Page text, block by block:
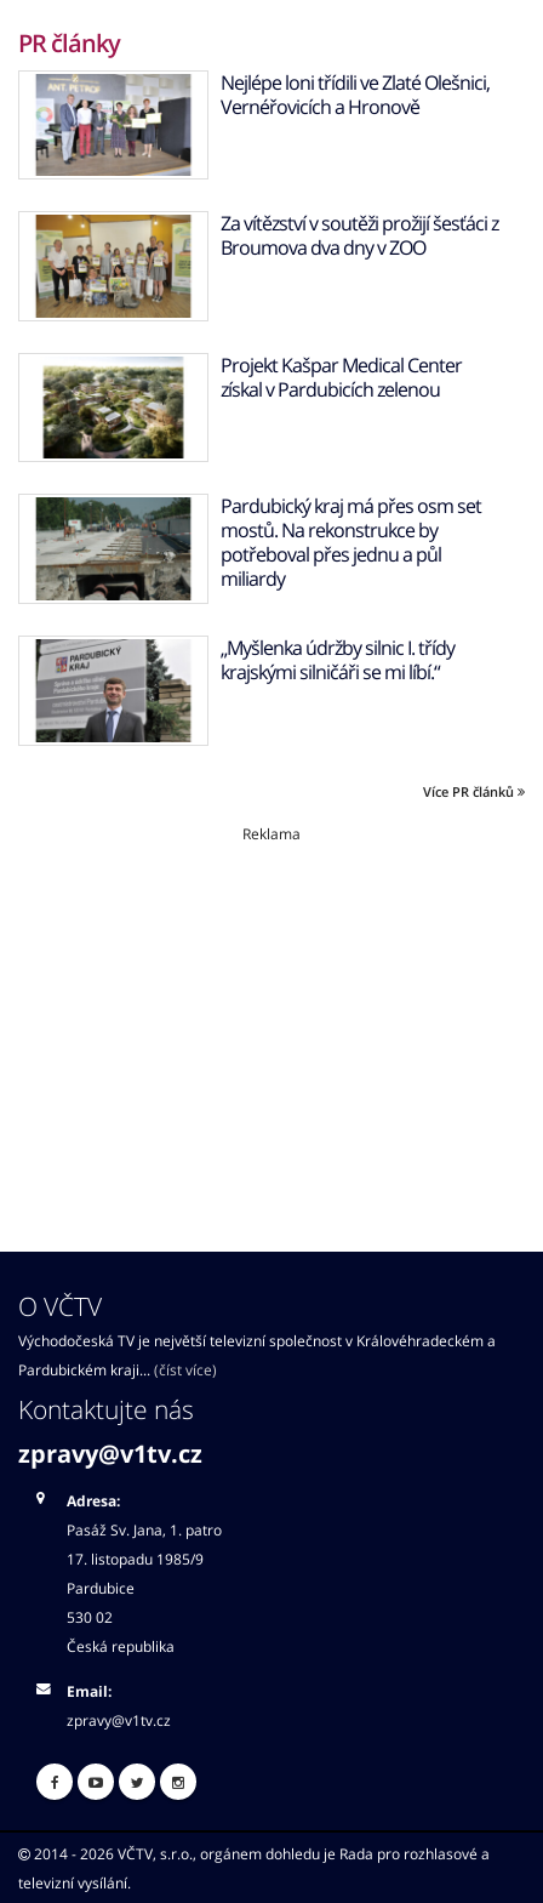
PR články
Nejlépe loni třídili ve Zlaté Olešnici,
Vernéřovicích a Hronově
Za vítězství v soutěži prožijí šesťáci z
Broumova dva dny v ZOO
Projekt Kašpar Medical Center
získal v Pardubicích zelenou
Pardubický kraj má přes osm set
mostů. Na rekonstrukce by
potřeboval přes jednu a půl
miliardy
„Myšlenka údržby silnic I. třídy
krajskými silničáři se mi líbí.“
Více PR článků
Reklama
O VČTV
Východočeská TV je největší televizní společnost v Královéhradeckém a
Pardubickém kraji... (číst více)
Kontaktujte nás
zpravy@v1tv.cz
Adresa:
Pasáž Sv. Jana, 1. patro
17. listopadu 1985/9
Pardubice
530 02
Česká republika
Email:
zpravy@v1tv.cz
2014 - 2026 VČTV, s.r.o., orgánem dohledu je Rada pro rozhlasové a
televizní vysílání.